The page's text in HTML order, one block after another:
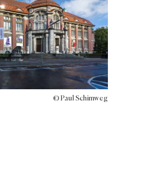
© Paul Schimweg